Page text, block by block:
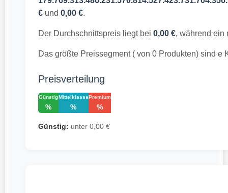
€und 0,00 €.
Der Durchschnittspreis liegt bei 0,00 €, während ein
Das größte Preissegment ( von 0 Produkten) sind e
Preisverteilung
Günstig
%
Mittelklasse
%
Premium
%
Günstig: unter 0,00 €